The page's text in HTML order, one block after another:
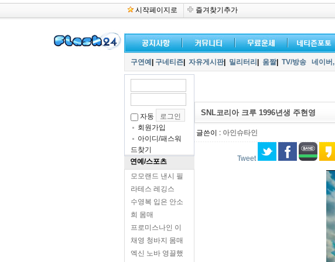
시작페이지로 즐겨찾기추가
구연예 구네티즌 자유게시판| 밀리터리 움짤| TV/방송 네이버,
자동
회원가입
아이디/패스워
드찾기
연예/스포츠
모모랜드 낸시 필
라테스 레깅스
수영복 입은 안소
희 몸매
프로미스나인 이
채영 청바지 몸매
엑신 노바 영끌했
SNL코리아 크루 1996년생 주현영
글쓴이 : 아인슈타인
Tweet